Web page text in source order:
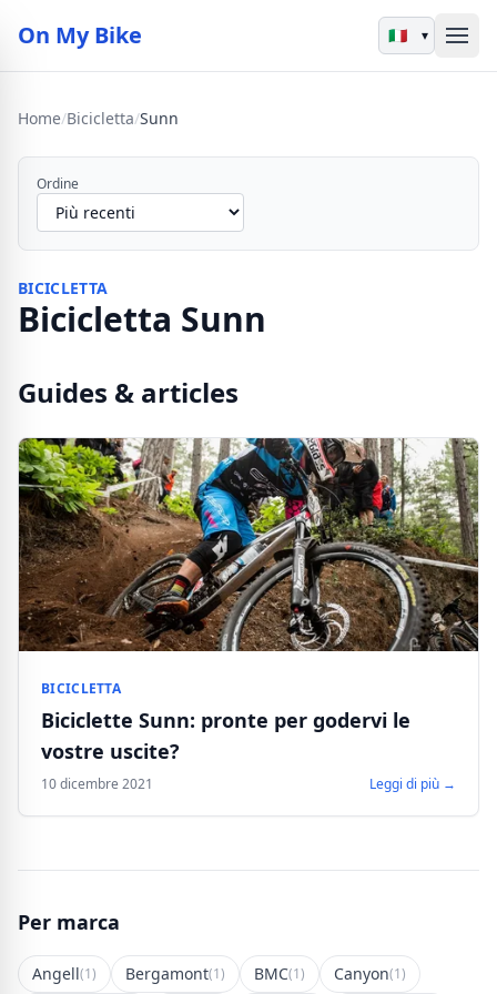
On My Bike ▾
Home/Bicicletta/Sunn
Ordine
BICICLETTA
Bicicletta Sunn
Guides & articles
BICICLETTA
Biciclette Sunn: pronte per godervi le
vostre uscite?
10 dicembre 2021 Leggi di più →
Per marca
Angell(1) Bergamont(1) BMC(1) Canyon(1)